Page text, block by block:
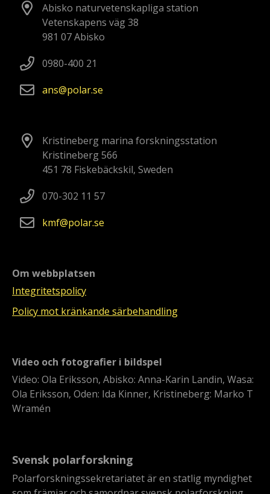
Abisko naturvetenskapliga station
Vetenskapens väg 38
981 07 Abisko
0980-400 21
ans
polarse
Kristineberg marina forskningsstation
Kristineberg 566
451 78 Fiskebäckskil, Sweden
070-302 11 57
kmf
polarse
Om webbplatsen
Integritetspolicy
Policy mot kränkande särbehandling
Video och fotografier i bildspel
Video: Ola Eriksson, Abisko: Anna-Karin Landin, Wasa:
Ola Eriksson, Oden: Ida Kinner, Kristineberg: Marko T
Wramén
Svensk polarforskning
Polarforskningssekretariatet är en statlig myndighet